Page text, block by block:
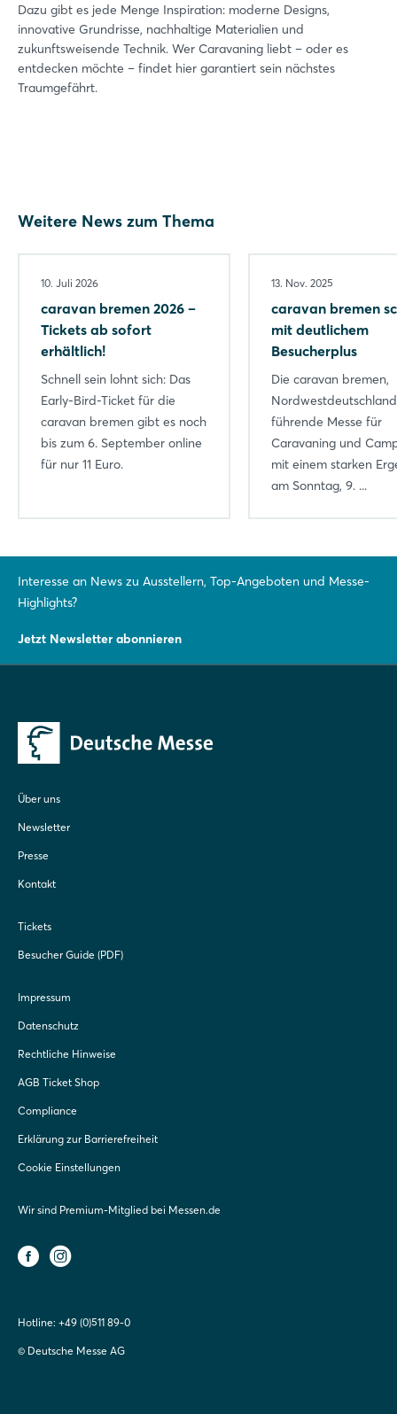
Dazu gibt es jede Menge Inspiration: moderne Designs,
innovative Grundrisse, nachhaltige Materialien und
zukunftsweisende Technik. Wer Caravaning liebt – oder es
entdecken möchte – findet hier garantiert sein nächstes
Traumgefährt.
Weitere News zum Thema
10. Juli 2026
caravan bremen 2026 –
Tickets ab sofort
erhältlich!
Schnell sein lohnt sich: Das
Early-Bird-Ticket für die
caravan bremen gibt es noch
bis zum 6. September online
für nur 11 Euro.
13. Nov. 2025
caravan bremen
mit deutlichem
Besucherplus
Die caravan bremen,
führende Messe für
Caravaning und
mit einem starken
am Sonntag, 9. ...
Interesse an News zu Ausstellern, Top-Angeboten und Messe-
Highlights?
Jetzt Newsletter abonnieren
Über uns
Newsletter
Presse
Kontakt
Tickets
Besucher Guide (PDF)
Impressum
Datenschutz
Rechtliche Hinweise
AGB Ticket Shop
Compliance
Erklärung zur Barrierefreiheit
Cookie Einstellungen
Wir sind Premium-Mitglied bei Messen.de
Hotline: +49 (0)511 89-0
© Deutsche Messe AG
Einloggen
Passwort vergessen?